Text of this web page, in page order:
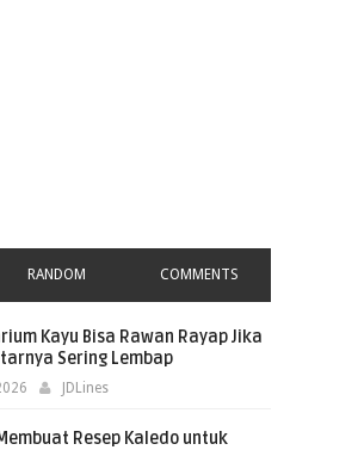
RANDOM COMMENTS
Kayu Bisa Rawan Rayap Jika
Sering Lembap
JDLines
Resep Kaledo untuk